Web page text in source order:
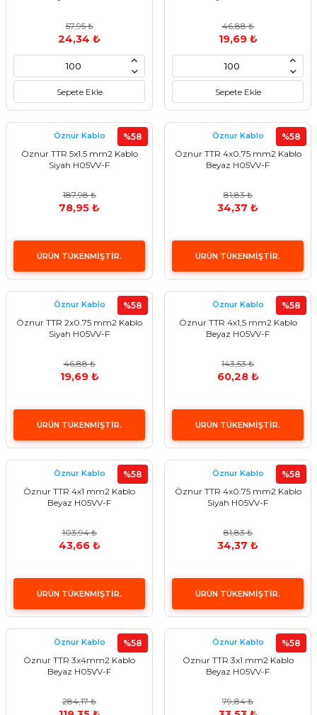
57,95 ₺
24,34 ₺
Sepete Ekle
46,88 ₺
19,69 ₺
Sepete Ekle
%58
Öznur Kablo
Öznur TTR 5x1.5 mm2 Kablo
Siyah H05VV-F
187,98 ₺
78,95 ₺
ÜRÜN TÜKENMİŞTİR.
%58
Öznur Kablo
Öznur TTR 4x0.75 mm2 Kablo
Beyaz H05VV-F
81,83 ₺
34,37 ₺
ÜRÜN TÜKENMİŞTİR.
%58
Öznur Kablo
Öznur TTR 2x0.75 mm2 Kablo
Siyah H05VV-F
46,88 ₺
19,69 ₺
ÜRÜN TÜKENMİŞTİR.
%58
Öznur Kablo
Öznur TTR 4x1,5 mm2 Kablo
Beyaz H05VV-F
143,53 ₺
60,28 ₺
ÜRÜN TÜKENMİŞTİR.
%58
Öznur Kablo
Öznur TTR 4x1 mm2 Kablo
Beyaz H05VV-F
103,94 ₺
43,66 ₺
ÜRÜN TÜKENMİŞTİR.
%58
Öznur Kablo
Öznur TTR 4x0.75 mm2 Kablo
Siyah H05VV-F
81,83 ₺
34,37 ₺
ÜRÜN TÜKENMİŞTİR.
%58
Öznur Kablo
Öznur TTR 3x4mm2 Kablo
Beyaz H05VV-F
284,17 ₺
%58
Öznur Kablo
Öznur TTR 3x1 mm2 Kablo
Beyaz H05VV-F
79,84 ₺